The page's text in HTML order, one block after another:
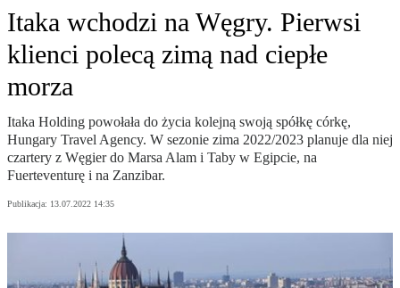
Itaka wchodzi na Węgry. Pierwsi
klienci polecą zimą nad ciepłe
morza
Itaka Holding powołała do życia kolejną swoją spółkę córkę,
Hungary Travel Agency. W sezonie zima 2022/2023 planuje dla niej
czartery z Węgier do Marsa Alam i Taby w Egipcie, na
Fuerteventurę i na Zanzibar.
Publikacja: 13.07.2022 14:35